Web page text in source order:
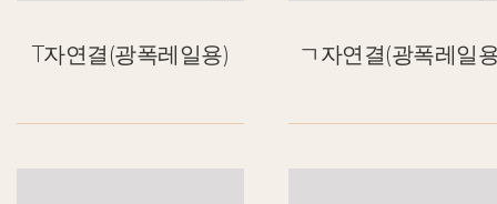
T자연결(광폭레일용) ㄱ자연결(광폭레일